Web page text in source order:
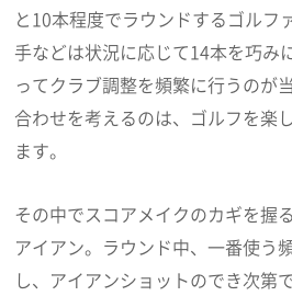
と10本程度でラウンドするゴルフ
手などは状況に応じて14本を巧み
ってクラブ調整を頻繁に行うのが
合わせを考えるのは、ゴルフを楽
ます。
その中でスコアメイクのカギを握
アイアン。ラウンド中、一番使う
し、アイアンショットのでき次第